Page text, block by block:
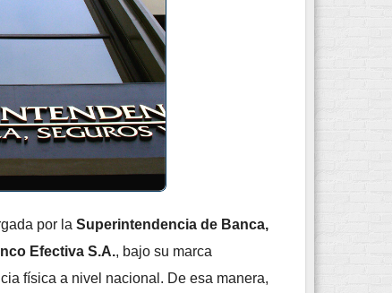
por la Superintendencia de Banca,
Efectiva S.A., bajo su marca
física a nivel nacional. De esa manera,